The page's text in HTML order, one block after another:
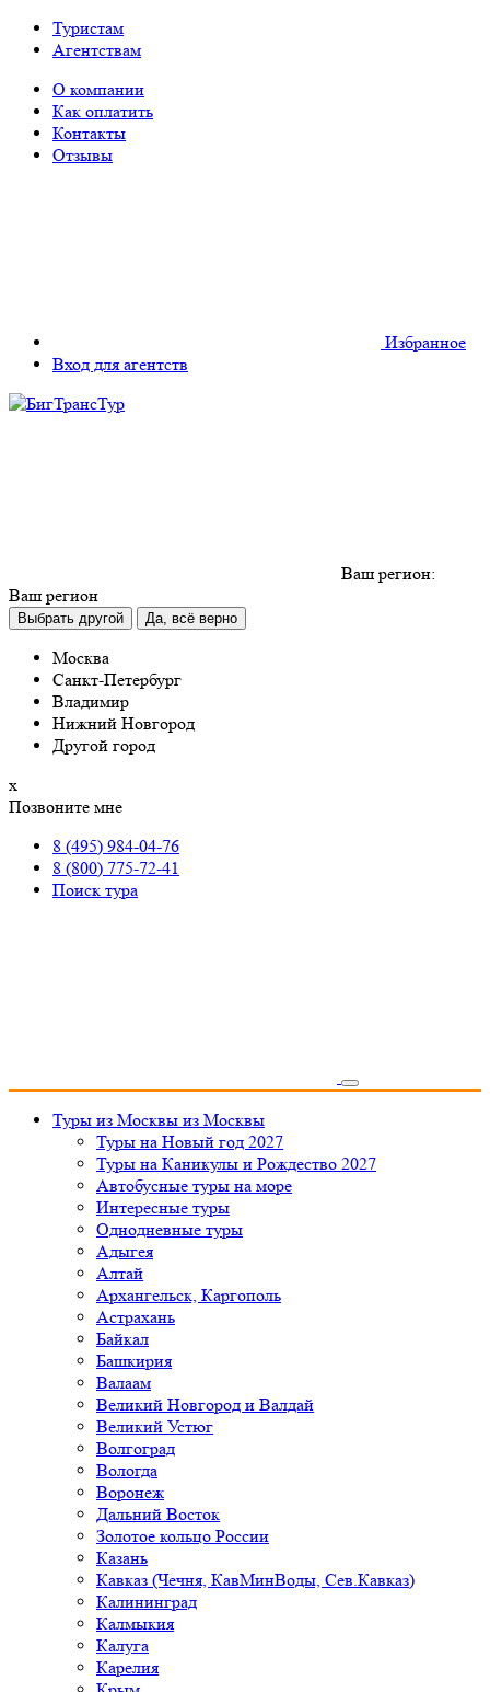
Туристам
Агентствам
О компании
Как оплатить
Контакты
Отзывы
Избранное
Вход для агентств
Ваш регион:
Ваш регион
Выбрать другой Да, всё верно
Москва
Санкт-Петербург
Владимир
Нижний Новгород
Другой город
х
Позвоните мне
8 (495) 984-04-76
8 (800) 775-72-41
Поиск тура
Туры из Москвы из Москвы
Туры на Новый год 2027
Туры на Каникулы и Рождество 2027
Автобусные туры на море
Интересные туры
Однодневные туры
Адыгея
Алтай
Архангельск, Каргополь
Астрахань
Байкал
Башкирия
Валаам
Великий Новгород и Валдай
Великий Устюг
Волгоград
Вологда
Воронеж
Дальний Восток
Золотое кольцо России
Казань
Кавказ (Чечня, КавМинВоды, Сев.Кавказ)
Калининград
Калмыкия
Калуга
Карелия